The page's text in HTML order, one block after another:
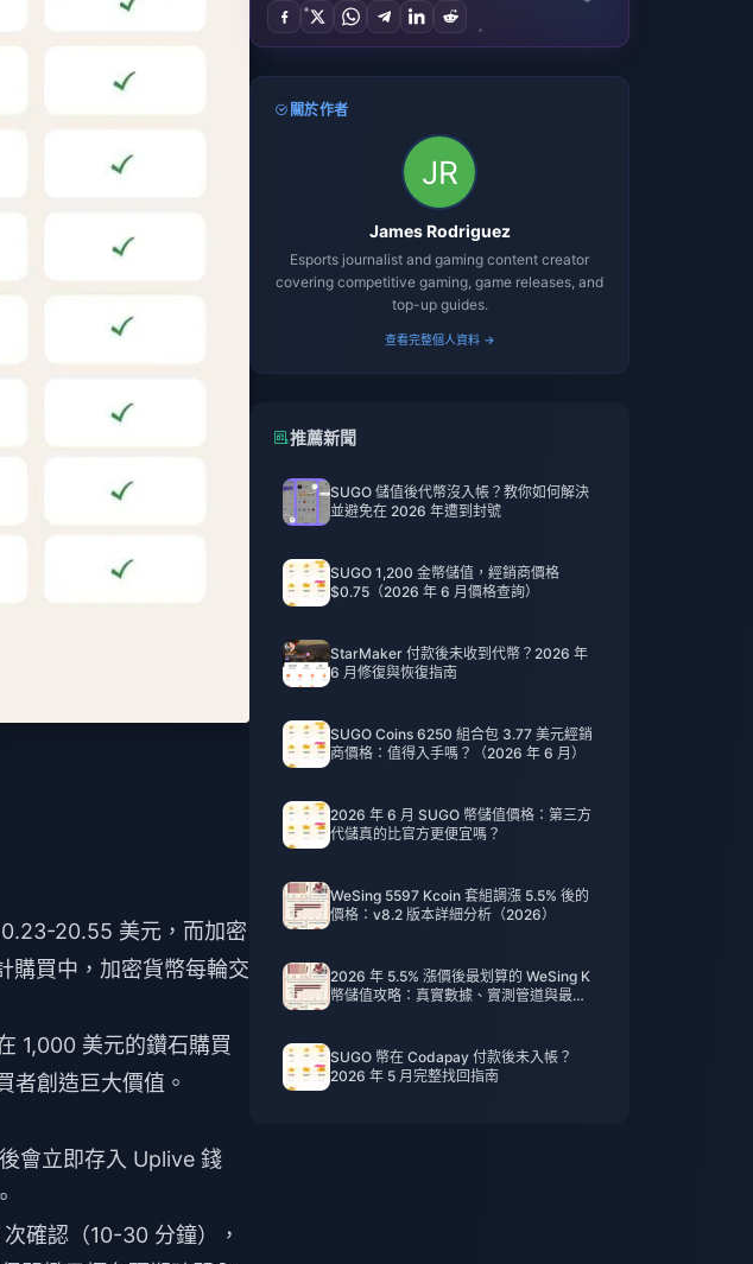
20.55 美元，而加密
購買中，加密貨幣每輪交
1,000 美元的鑽石購買
者創造巨大價值。
會立即存入 Uplive 錢
確認（10-30 分鐘），
關於作者
James Rodriguez
Esports journalist and gaming content creator
covering competitive gaming, game releases, and
top-up guides.
查看完整個人資料 →
推薦新聞
SUGO 儲值後代幣沒入帳？教你如何解決
並避免在 2026 年遭到封號
SUGO 1,200 金幣儲值，經銷商價格
$0.75（2026 年 6 月價格查詢）
StarMaker 付款後未收到代幣？2026 年
6 月修復與恢復指南
SUGO Coins 6250 組合包 3.77 美元經銷
商價格：值得入手嗎？（2026 年 6 月）
2026 年 6 月 SUGO 幣儲值價格：第三方
代儲真的比官方更便宜嗎？
WeSing 5597 Kcoin 套組調漲 5.5% 後的
價格：v8.2 版本詳細分析（2026）
2026 年 5.5% 漲價後最划算的 WeSing K
幣儲值攻略：真實數據、實測管道與最終
SUGO 幣在 Codapay 付款後未入帳？
2026 年 5 月完整找回指南